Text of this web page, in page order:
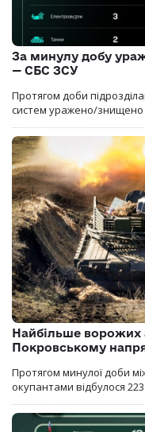
За минулу добу
— СБС ЗСУ
Протягом доби
систем уражено/знищено
Найбільше ворожих
Покровському
Протягом минулої доби
окупантами відбулося